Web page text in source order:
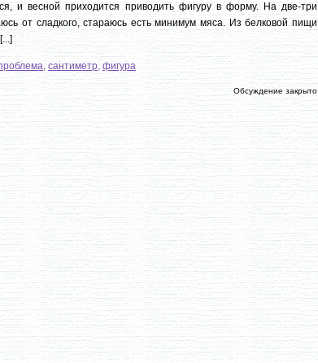
и весной приходится приводить фигуру в форму. На две-три
от сладкого, стараюсь есть минимум мяса. Из белковой пищи
, сантиметр, фигура
Обсуждение закрыто